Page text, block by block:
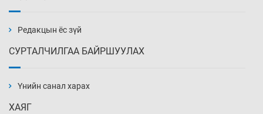
Уржигдар 14 цаг 00 мин
нэмэгджээ
Редакцын ёс зүй
СУРТАЛЧИЛГАА БАЙРШУУЛАХ
Үнийн санал харах
ХАЯГ